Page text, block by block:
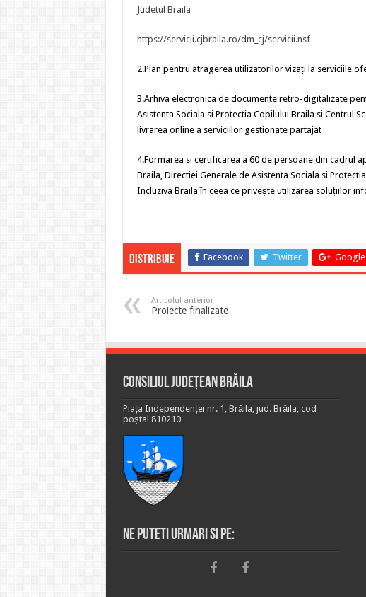
Judetul Braila
https://servicii.cjbraila.ro/dm_cj/servicii.nsf
2.Plan pentru atragerea utilizatorilor vizați la serviciile
3.Arhiva electronica de documente retro-digitalizate
Asistenta Sociala si Protectia Copilului Braila si Centrul
livrarea online a serviciilor gestionate partajat
4.Formarea si certificarea a 60 de persoane din cadrul
Braila, Directiei Generale de Asistenta Sociala si
Incluziva Braila în ceea ce privește utilizarea soluțiilor
Distribuie Facebook Twitter Google
Articolul anterior
Proiecte finalizate
Consiliul Județean Brăila
Piața Independenței nr. 1, Brăila, jud. Brăila, cod
poștal 810210
Ne puteti urmari si pe: